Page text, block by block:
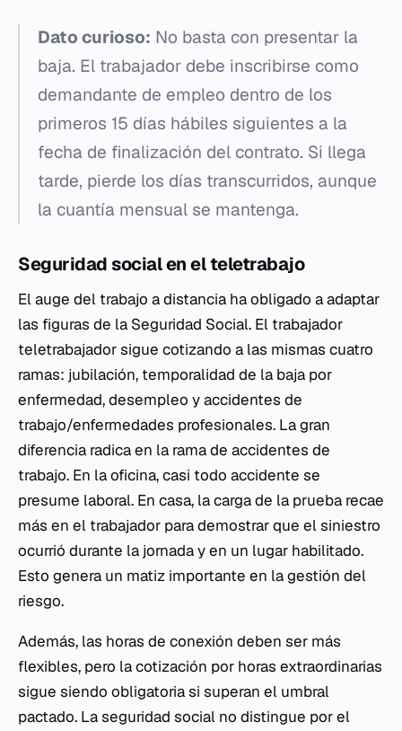
Dato curioso: No basta con presentar la
baja. El trabajador debe inscribirse como
demandante de empleo dentro de los
primeros 15 días hábiles siguientes a la
fecha de finalización del contrato. Si llega
tarde, pierde los días transcurridos, aunque
la cuantía mensual se mantenga.
Seguridad social en el teletrabajo
El auge del trabajo a distancia ha obligado a adaptar
las figuras de la Seguridad Social. El trabajador
teletrabajador sigue cotizando a las mismas cuatro
ramas: jubilación, temporalidad de la baja por
enfermedad, desempleo y accidentes de
trabajo/enfermedades profesionales. La gran
diferencia radica en la rama de accidentes de
trabajo. En la oficina, casi todo accidente se
presume laboral. En casa, la carga de la prueba recae
más en el trabajador para demostrar que el siniestro
ocurrió durante la jornada y en un lugar habilitado.
Esto genera un matiz importante en la gestión del
riesgo.
Además, las horas de conexión deben ser más
flexibles, pero la cotización por horas extraordinarias
sigue siendo obligatoria si superan el umbral
pactado. La seguridad social no distingue por el